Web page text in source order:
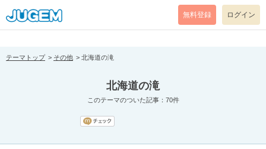
[pear_error: message="Success" code=0 mode=return level=notice
prefix="" info=""]
無料登録 ログイン
テーマトップ その他 北海道の滝
北海道の滝
このテーマのついた記事：70件